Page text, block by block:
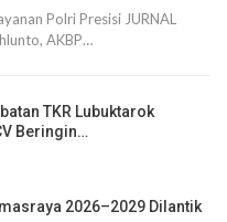
Polri Presisi JURNAL
AKBP…
TKR Lubuktarok
Beringin…
2026–2029 Dilantik